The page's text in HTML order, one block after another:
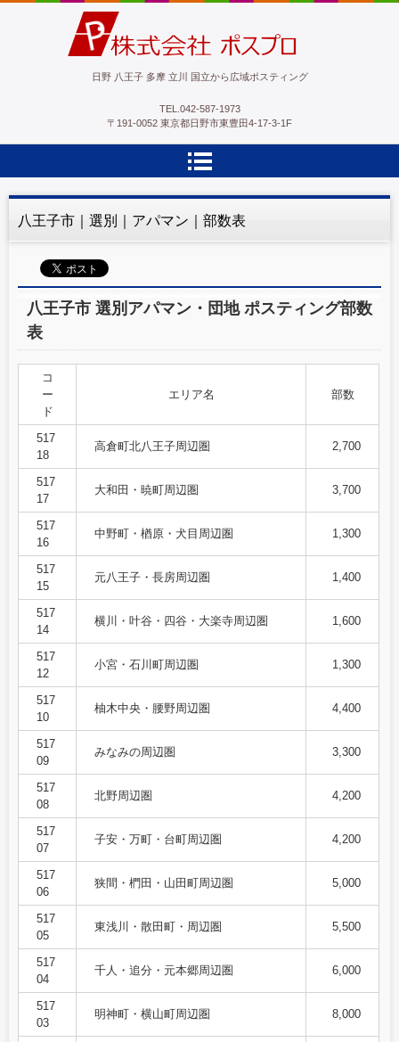
ポスプロ|GPSポスティング100％
日野 八王子 多摩 立川 国立から広域ポスティング
TEL. 042-587-1973
〒191-0052 東京都日野市東豊田4-17-3-1F
八王子市｜選別｜アパマン｜部数表
八王子市 選別アパマン・団地 ポスティング部数
表
コ
ー
ド
エリア名 部数
517
18
高倉町北八王子周辺圏 2,700
517
17
大和田・暁町周辺圏 3,700
517
16
中野町・楢原・犬目周辺圏 1,300
517
15
元八王子・長房周辺圏 1,400
517
14
横川・叶谷・四谷・大楽寺周辺圏 1,600
517
12
小宮・石川町周辺圏 1,300
517
10
柚木中央・腰野周辺圏 4,400
517
09
みなみの周辺圏 3,300
517
08
北野周辺圏 4,200
517
07
子安・万町・台町周辺圏 4,200
517
06
狭間・椚田・山田町周辺圏 5,000
517
05
東浅川・散田町・周辺圏 5,500
517
04
千人・追分・元本郷周辺圏 6,000
517
03
明神町・横山町周辺圏 8,000